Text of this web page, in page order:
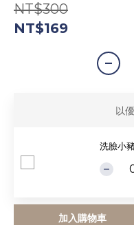
NT$300
NT$169
以
洗臉小
加入購物車